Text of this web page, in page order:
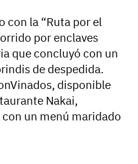
con la “Ruta por el
por enclaves
que concluyó con un
de despedida.
disponible
Nakai,
un menú maridado